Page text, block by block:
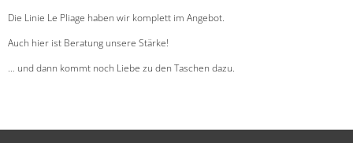
Die Linie Le Pliage haben wir komplett im Angebot.
Auch hier ist Beratung unsere Stärke!
… und dann kommt noch Liebe zu den Taschen dazu.